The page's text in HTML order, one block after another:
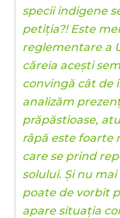
specii indigene
petiția?! Este
reglementare a
căreia acești
convingă cât de
analizăm
prăpăstioase,
râpă este foarte
care se prind
solului. Și nu
poate de vorbit
apare situația